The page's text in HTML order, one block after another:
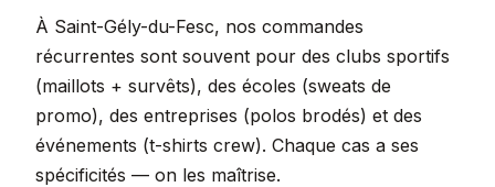
À Saint-Gély-du-Fesc, nos commandes
récurrentes sont souvent pour des clubs sportifs
(maillots + survêts), des écoles (sweats de
promo), des entreprises (polos brodés) et des
événements (t-shirts crew). Chaque cas a ses
spécificités — on les maîtrise.